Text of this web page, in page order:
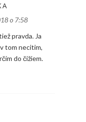
o 7:58
pravda. Ja
tom necitim,
do čižiem.